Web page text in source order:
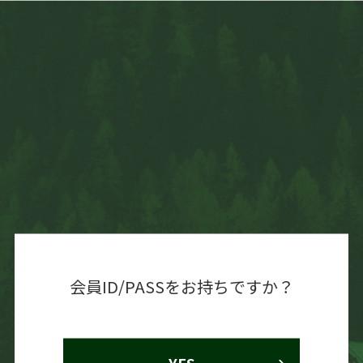
会員ID/PASSをお持ちですか？